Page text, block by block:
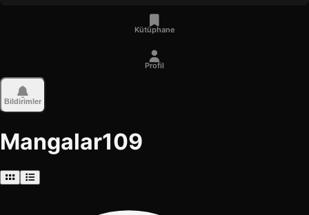
Kütüphane
Profil
Bildirimler
Mangalar109